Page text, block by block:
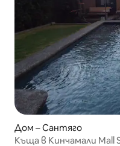
Дом – Сантяго
Къща в Кинчамали Mall